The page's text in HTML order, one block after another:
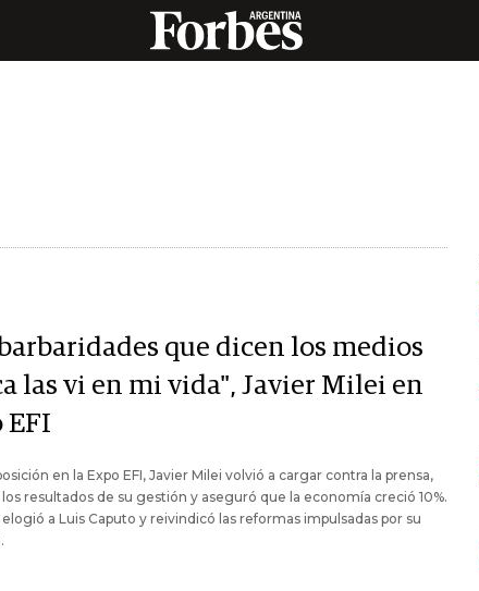
que dicen los medios
las vi en mi vida", Javier Milei en
EFI
en la Expo EFI, Javier Milei volvió a cargar contra la prensa,
resultados de su gestión y aseguró que la economía creció 10%.
a Luis Caputo y reivindicó las reformas impulsadas por su